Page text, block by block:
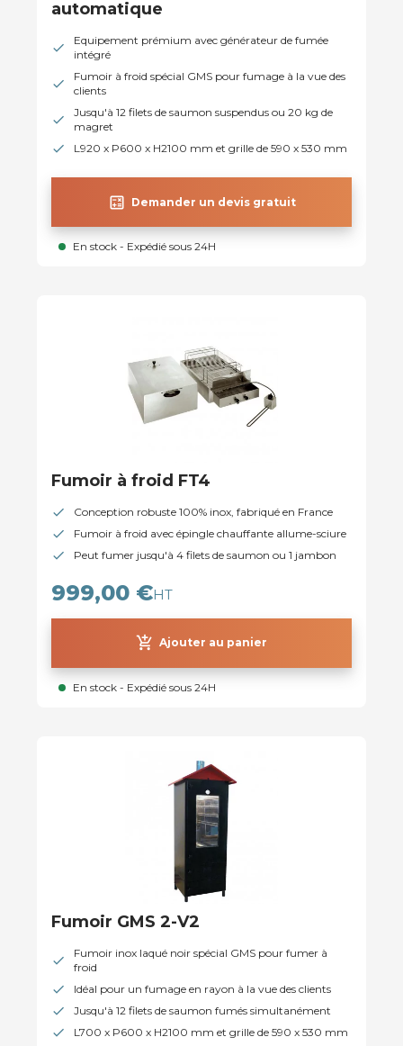
automatique
Equipement prémium avec générateur de fumée
intégré
Fumoir à froid spécial GMS pour fumage à la vue des
clients
Jusqu'à 12 filets de saumon suspendus ou 20 kg de
magret
L920 x P600 x H2100 mm et grille de 590 x 530 mm
calculate Demander un devis gratuit
En stock - Expédié sous 24H
Fumoir à froid FT4
Conception robuste 100% inox, fabriqué en France
Fumoir à froid avec épingle chauffante allume-sciure
Peut fumer jusqu'à 4 filets de saumon ou 1 jambon
999,00 €HT
add_shopping_cart Ajouter au panier
En stock - Expédié sous 24H
Fumoir GMS 2-V2
Fumoir inox laqué noir spécial GMS pour fumer à
froid
Idéal pour un fumage en rayon à la vue des clients
Jusqu'à 12 filets de saumon fumés simultanément
L700 x P600 x H2100 mm et grille de 590 x 530 mm